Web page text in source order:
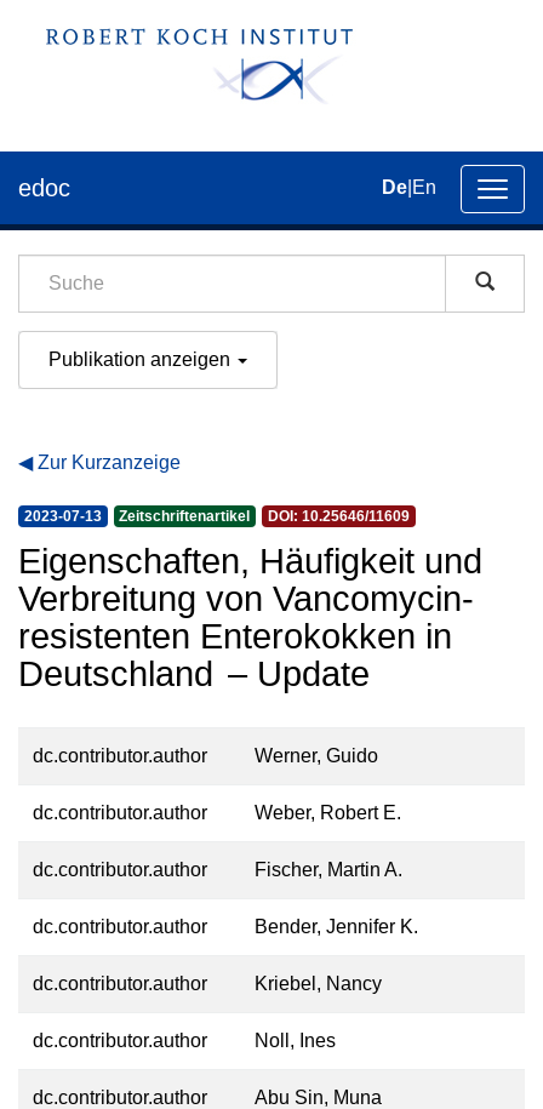
der
edoc De En
Publikation anzeigen
Zur Kurzanzeige
2023-07-13 Zeitschriftenartikel DOI: 10.25646/11609
Eigenschaften, Häufigkeit und
Verbreitung von Vancomycin-
resistenten Enterokokken in
Deutschland – Update
dc.contributor.author Werner, Guido
dc.contributor.author Weber, Robert E.
dc.contributor.author Fischer, Martin A.
dc.contributor.author Bender, Jennifer K.
dc.contributor.author Kriebel, Nancy
dc.contributor.author Noll, Ines
dc.contributor.author Abu Sin, Muna